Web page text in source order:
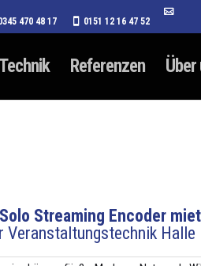
470 48 17 0151 12 16 47 52
Technik Referenzen Über
Streaming Encoder
Veranstaltungstechnik Halle